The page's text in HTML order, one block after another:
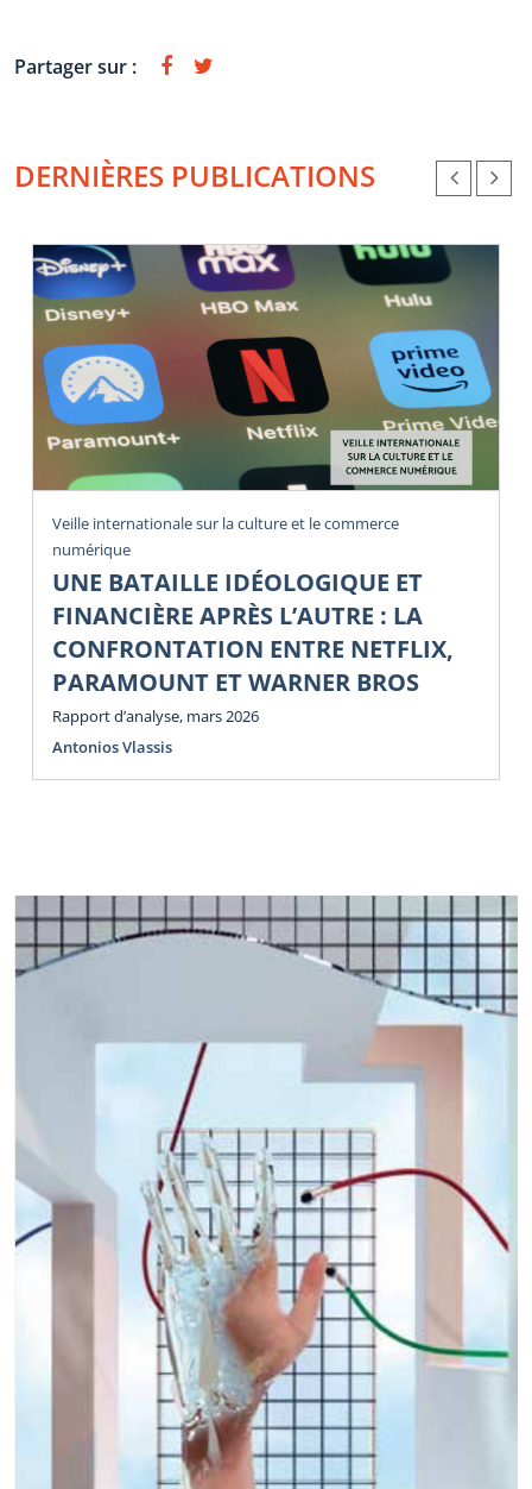
Partager sur :
DERNIÈRES PUBLICATIONS
Veille internationale sur la culture et le commerce
numérique
UNE BATAILLE IDÉOLOGIQUE ET
FINANCIÈRE APRÈS L’AUTRE : LA
CONFRONTATION ENTRE NETFLIX,
PARAMOUNT ET WARNER BROS
Rapport d’analyse, mars 2026
Antonios Vlassis